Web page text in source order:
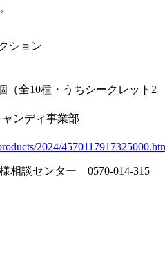
ション
（全10種・うちシークレット2
ンディ事業部
2024/
相談センター 0570-014-315